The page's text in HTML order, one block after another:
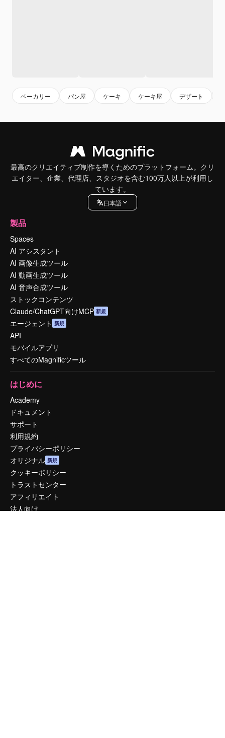
ベーカリー パン屋 ケーキ ケーキ屋 デザート
最高のクリエイティブ制作を導くためのプラットフォーム。クリ
エイター、企業、代理店、スタジオを含む100万人以上が利用し
ています。
日本語
製品
Spaces
AI アシスタント
AI 画像生成ツール
AI 動画生成ツール
AI 音声合成ツール
ストックコンテンツ
Claude/ChatGPT向けMCP 新規
エージェント 新規
API
モバイルアプリ
すべてのMagnificツール
はじめに
Academy
ドキュメント
サポート
利用規約
プライバシーポリシー
オリジナル 新規
クッキーポリシー
トラストセンター
アフィリエイト
法人向け